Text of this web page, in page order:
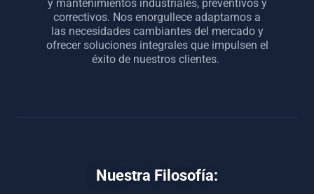
y mantenimientos industriales, preventivos y
correctivos. Nos enorgullece adaptarnos a
las necesidades cambiantes del mercado y
ofrecer soluciones integrales que impulsen el
éxito de nuestros clientes.
Nuestra Filosofía: